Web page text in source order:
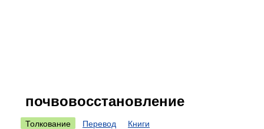
почвовосстановление
Толкование Перевод Книги